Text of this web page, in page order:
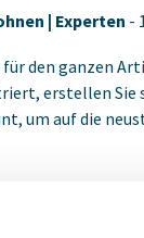
| Experten -
den ganzen
erstellen Sie
um auf die